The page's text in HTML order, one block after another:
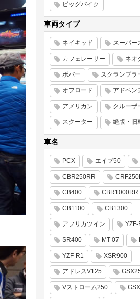
ビッグバイク
車両タイプ
ネイキッド スーパー
カフェレーサー ネオ
ボバー スクランブラ
オフロード アドベン
アメリカン クルーザ
スクーター 絶版・旧
車名
PCX エイプ50
CBR250RR
CB400 CBR1000RR
CB1100 CB1300
アフリカツイン
SR400 MT-07
YZF-R1 XSR900
アドレスV125
Vストローム250